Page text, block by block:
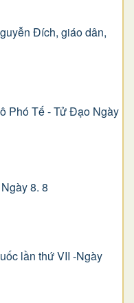
Ðích, giáo dân,
Phó Tế - Tử Đạo Ngày
8. 8
lần thứ VII -Ngày